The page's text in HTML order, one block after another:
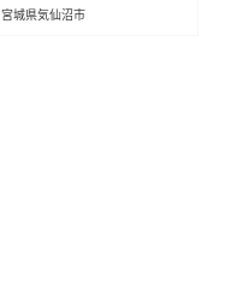
用 バラ凍結 剥きえび むき海
宮城県気仙沼市